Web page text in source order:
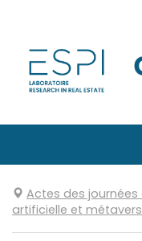
contenu
Actes des journées
artificielle et